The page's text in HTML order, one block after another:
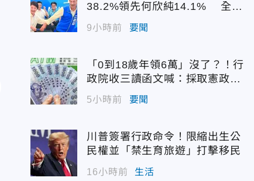
38.2%領先何欣純14.1% 全世
代支持度全面居首
9小時前 要聞
「0到18歲年領6萬」沒了？！行
政院收三讀函文喊：採取憲政作
為
5小時前 要聞
川普簽署行政命令！限縮出生公
民權並「禁生育旅遊」打擊移民
16小時前 生活